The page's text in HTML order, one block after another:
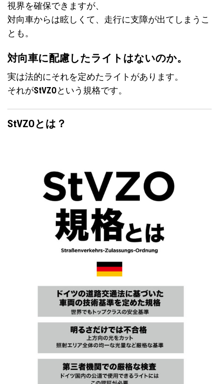
視界を確保できますが、
対向車からは眩しくて、走行に支障が出てしまうこ
とも。
対向車に配慮したライトはないのか。
実は法的にそれを定めたライトがあります。
それがStVZO という規格です。
StVZOとは？